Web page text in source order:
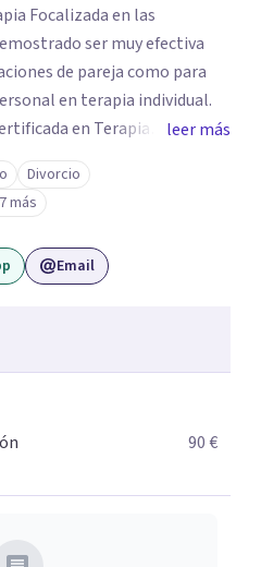
Focalizada en las
ser muy efectiva
de pareja como para
en terapia individual.
en Terapia
(TFE) en España, además de
La TFE ha
en las relaciones,
duradera. Este enfoque
terapia individual,
aprendizaje y
Conductual y otro en
en la mente humana y las
donde podamos
en ese proceso.
leer más
Divorcio
más
Email
90 €